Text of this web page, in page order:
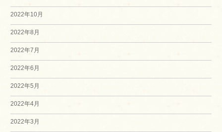
2022年10月
2022年8月
2022年7月
2022年6月
2022年5月
2022年4月
2022年3月